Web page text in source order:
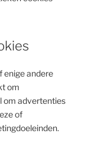
enige andere
om
om advertenties
of